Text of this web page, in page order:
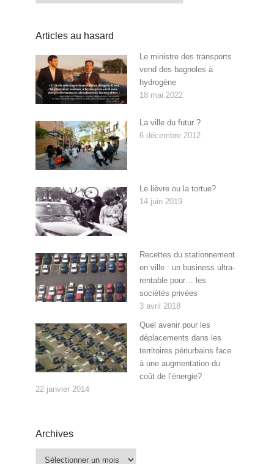
Articles au hasard
Le ministre des transports
vend des bagnoles à
hydrogène
18 mai 2022
La ville du futur ?
6 décembre 2012
Le lièvre ou la tortue?
14 juin 2019
Recettes du stationnement
en ville : un business ultra-
rentable pour… les
sociétés privées
3 avril 2018
Quel avenir pour les
déplacements dans les
territoires périurbains face
à une augmentation du
coût de l’énergie?
22 janvier 2014
Archives
Archives